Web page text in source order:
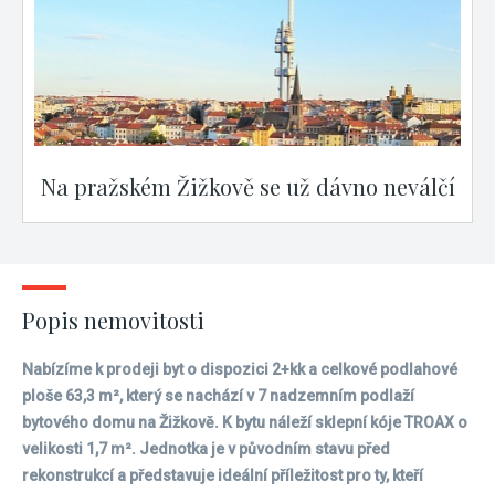
Na pražském Žižkově se už dávno neválčí
Popis nemovitosti
Nabízíme k prodeji byt o dispozici 2+kk a celkové podlahové
ploše 63,3 m², který se nachází v 7 nadzemním podlaží
bytového domu na Žižkově. K bytu náleží sklepní kóje TROAX o
velikosti 1,7 m². Jednotka je v původním stavu před
rekonstrukcí a představuje ideální příležitost pro ty, kteří